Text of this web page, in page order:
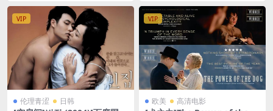
VIP
伦理青涩 日韩
VIP
欧美 高清电影